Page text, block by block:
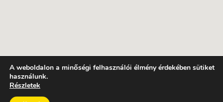
A weboldalon a minőségi felhasználói élmény érdekében sütiket
használunk.
Részletek